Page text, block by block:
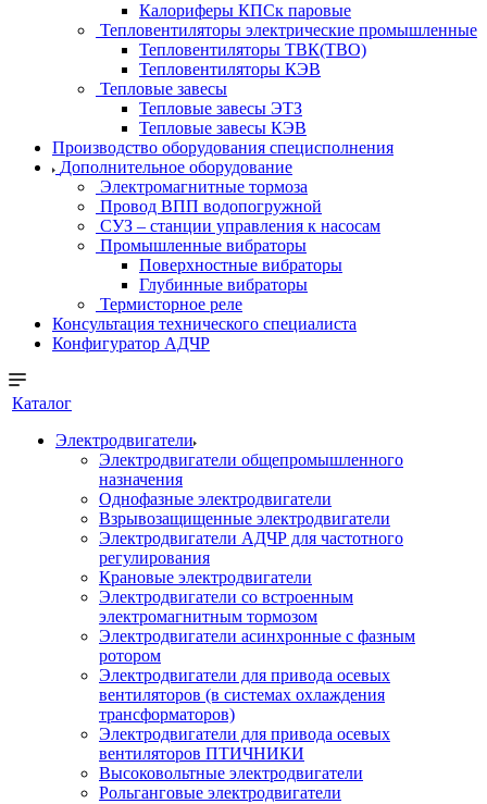
Калориферы КПСк паровые
Тепловентиляторы электрические промышленные
Тепловентиляторы ТВК(ТВО)
Тепловентиляторы КЭВ
Тепловые завесы
Тепловые завесы ЭТЗ
Тепловые завесы КЭВ
Производство оборудования специсполнения
Дополнительное оборудование
Электромагнитные тормоза
Провод ВПП водопогружной
СУЗ – станции управления к насосам
Промышленные вибраторы
Поверхностные вибраторы
Глубинные вибраторы
Термисторное реле
Консультация технического специалиста
Конфигуратор АДЧР
Каталог
Электродвигатели
Электродвигатели общепромышленного
назначения
Однофазные электродвигатели
Взрывозащищенные электродвигатели
Электродвигатели АДЧР для частотного
регулирования
Крановые электродвигатели
Электродвигатели со встроенным
электромагнитным тормозом
Электродвигатели асинхронные с фазным
ротором
Электродвигатели для привода осевых
вентиляторов (в системах охлаждения
трансформаторов)
Электродвигатели для привода осевых
вентиляторов ПТИЧНИКИ
Высоковольтные электродвигатели
Рольганговые электродвигатели